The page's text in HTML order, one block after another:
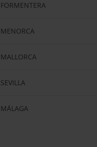
FORMENTERA
MENORCA
MALLORCA
SEVILLA
MÁLAGA